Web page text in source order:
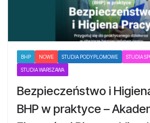
BHP NOWE STUDIA PODYPLOMOWE STUDIA
STUDIA WARSZAWA
Bezpieczeństwo i
BHP w praktyce –